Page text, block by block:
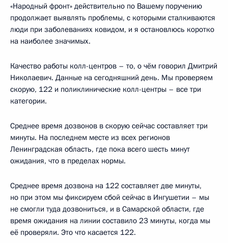
«Народный фронт» действительно по Вашему поручению
продолжает выявлять проблемы, с которыми сталкиваются
люди при заболеваниях ковидом, и я остановлюсь коротко
на наиболее значимых.
Качество работы колл-центров – то, о чём говорил Дмитрий
Николаевич. Данные на сегодняшний день. Мы проверяем
скорую, 122 и поликлинические колл-центры – все три
категории.
Среднее время дозвонов в скорую сейчас составляет три
минуты. На последнем месте из всех регионов
Ленинградская область, где пока всего шесть минут
ожидания, что в пределах нормы.
Среднее время дозвона на 122 составляет две минуты,
но при этом мы фиксируем сбой сейчас в Ингушетии – мы
не смогли туда дозвониться, и в Самарской области, где
время ожидания на линии составило 23 минуты, когда мы
её проверяли. Это что касается 122.